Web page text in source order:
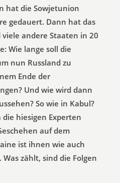
hat die Sowjetunion
gedauert. Dann hat das
andere Staaten in 20
Wie lange soll die
nun Russland zu
Ende der
Und wie wird dann
So wie in Kabul?
die hiesigen Experten
auf dem
ist ihnen wie auch
zählt, sind die Folgen